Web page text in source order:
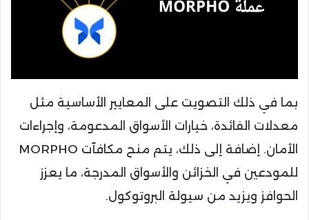
بما في ذلك التصويت على المعايير الأساسية مثل
معدلات الفائدة، خيارات الأسواق المدعومة، وإجراءات
الأمان. إضافة إلى ذلك، يتم منح مكافآت MORPHO
للمودعين في الخزائن والأسواق المدرجة، ما يعزز
الحوافز ويزيد من سيولة البروتوكول.